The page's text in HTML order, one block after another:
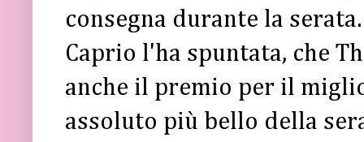
consegna durante la
Caprio l'ha spuntata, che
anche il premio per il
assoluto più bello della